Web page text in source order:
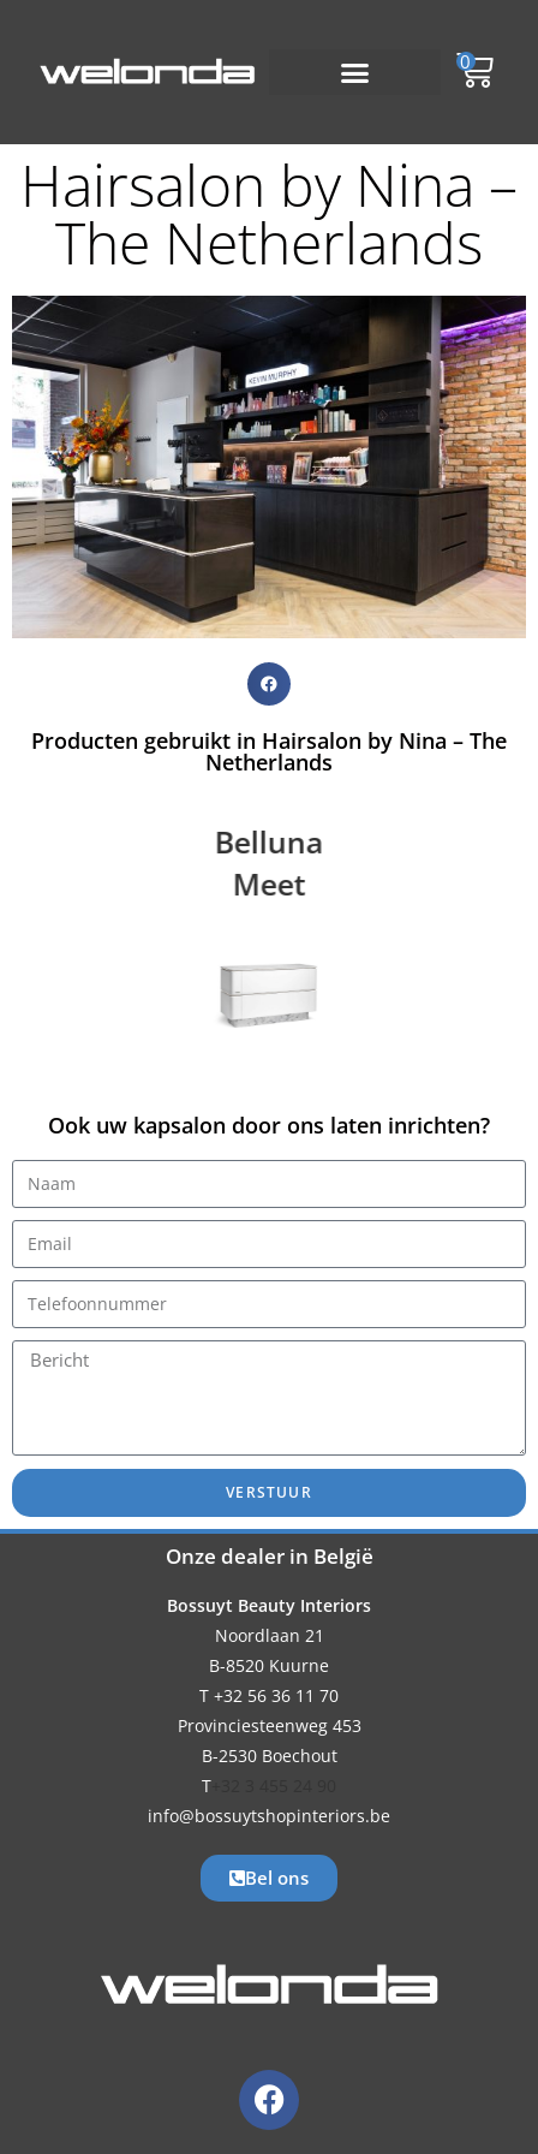
0
Hairsalon by Nina –
The Netherlands
Producten gebruikt in Hairsalon by Nina – The
Netherlands
Belluna
Meet
Ook uw kapsalon door ons laten inrichten?
VERSTUUR
Onze dealer in België
Bossuyt Beauty Interiors
Noordlaan 21
B-8520 Kuurne
T +32 56 36 11 70
Provinciesteenweg 453
B-2530 Boechout
T
info@bossuytshopinteriors.be
Bel ons